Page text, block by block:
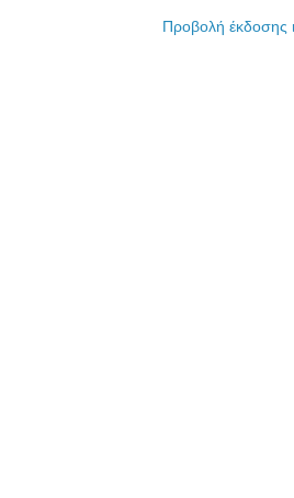
Προβολή έκδοσης